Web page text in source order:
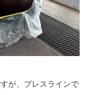
が、プレスラインで